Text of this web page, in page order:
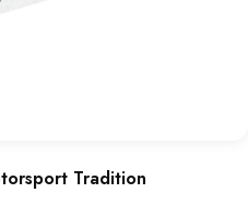
Tradition